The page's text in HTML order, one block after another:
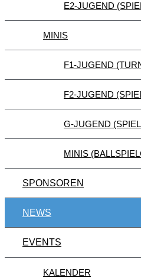
E2-JUGEND
MINIS
F1-JUGEND
F2-JUGEND
G-JUGEND
MINIS
SPONSOREN
NEWS
EVENTS
KALENDER